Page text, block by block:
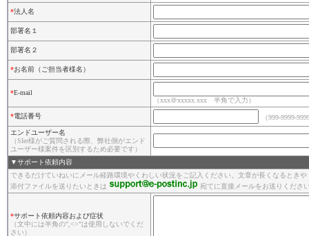
*法人名
部署名１
部署名２
*お名前（ご担当者様名）
*E-mail
（xxx＠xxxxx.xxx 半角で入力）
*電話番号
（999-9999-
エンドユーザー名
（SIer様がご質問される際、弊社側がエンド
ユーザー様案件を区別するため必要です）
▼サポート依頼内容
できるだけていねいにメール経路環境やくわしい状況をご記入ください。文章が長くなるときや
添付ファイルを送りたいときは
宛てに直接メールをお送りくださ
*サポート依頼内容および症状
（文中には半角の",<>"は使用しないでくだ
さい）